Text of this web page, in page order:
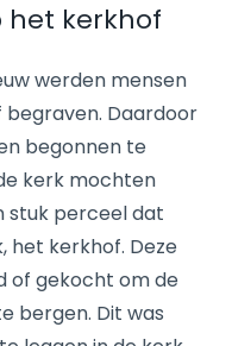
het kerkhof
werden mensen
Daardoor
begonnen te
kerk mochten
stuk perceel dat
het kerkhof. Deze
of gekocht om de
bergen. Dit was